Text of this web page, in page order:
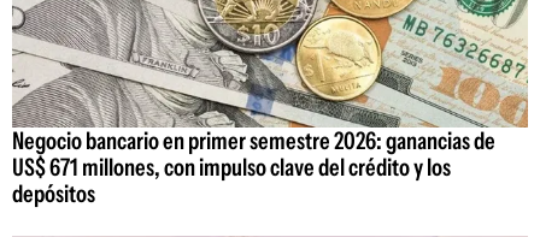
Negocio bancario en primer semestre 2026: ganancias de
US$ 671 millones, con impulso clave del crédito y los
depósitos